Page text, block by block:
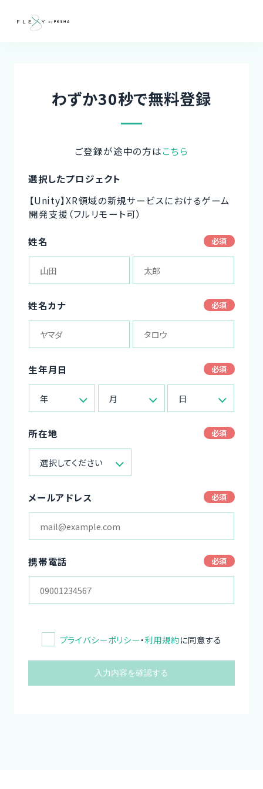
わずか30秒で無料登録
ご登録が途中の方はこちら
選択したプロジェクト
【Unity】XR領域の新規サービスにおけるゲーム
開発支援（フルリモート可）
姓名
姓名カナ
生年月日
年 月 日
所在地
選択してください
メールアドレス
携帯電話
プライバシーポリシー・利用規約に同意する
入力内容を確認する